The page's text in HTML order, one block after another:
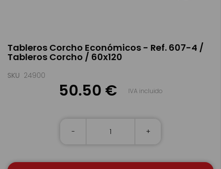
Tableros Corcho Económicos - Ref. 607-4 /
Tableros Corcho / 60x120
SKU 24900
50.50 € IVA incluido
- +
al
comienzo
la